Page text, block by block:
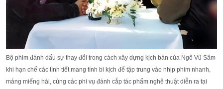
Bộ phim đánh dấu sự thay đổi trong cách xây dựng kịch bản của Ngô Vũ Sâm
khi hạn chế các tình tiết mang tính bi kịch để tập trung vào nhịp phim nhanh,
mảng miếng hài, cùng các phi vụ đánh cắp tác phẩm nghệ thuật diễn ra tại